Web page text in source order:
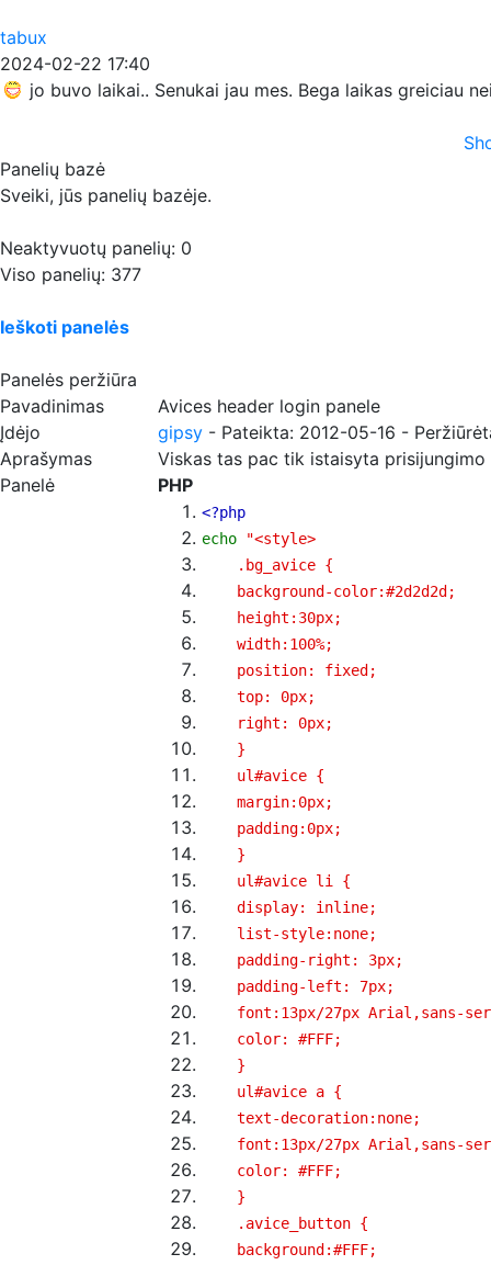
tabux
2024-02-22 17:40
jo buvo laikai.. Senukai jau mes. Bega laikas greiciau
Panelių bazė
Sveiki, jūs panelių bazėje.
Neaktyvuotų panelių: 0
Viso panelių: 377
Ieškoti panelės
Panelės peržiūra
Pavadinimas
Avices header login panele
Įdėjo
gipsy - Pateikta: 2012-05-16 -
Aprašymas
Viskas tas pac tik istaisyta
Panelė
PHP
<?php
echo
"<style>
.bg_avice {
background-color:#2d2d2d;
height:30px;
width:100%;
position: fixed;
top: 0px;
right: 0px;
}
ul#avice {
margin:0px;
padding:0px;
}
ul#avice li {
display: inline;
list-style:none;
padding-right: 3px;
padding-left: 7px;
font:13px/27px Arial,sans-
color: #FFF;
}
ul#avice a {
text-decoration:none;
font:13px/27px Arial,sans-
color: #FFF;
}
.avice_button {
background:#FFF;